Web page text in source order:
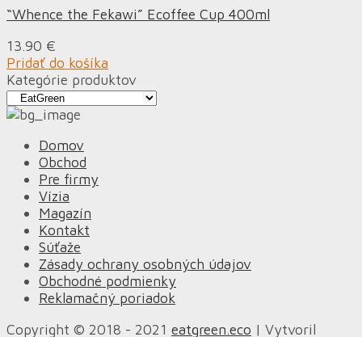
“Whence the Fekawi” Ecoffee Cup 400ml
13.90 €
Pridať do košíka
Kategórie produktov
Domov
Obchod
Pre firmy
Vízia
Magazín
Kontakt
Súťaže
Zásady ochrany osobných údajov
Obchodné podmienky
Reklamačný poriadok
Copyright © 2018 - 2021 eatgreen.eco | Vytvoril